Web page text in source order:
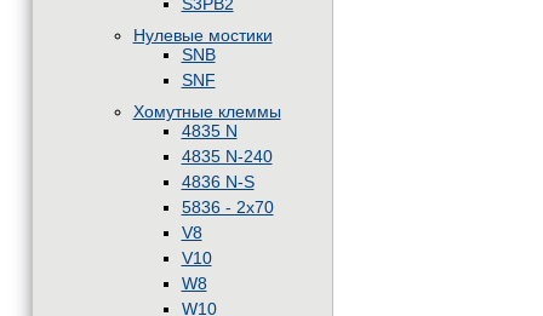
Нулевые мостики
SNB
SNF
Хомутные клеммы
4835 N
4835 N-240
4836 N-S
5836 - 2x70
V8
V10
W8
W10